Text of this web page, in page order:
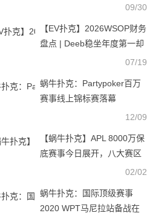
09/30
【EV扑克】2026WSOP财务
盘点 | Deeb稳坐年度第一却
仅盈利9万，丹牛净赚近170
07/19
蜗牛扑克：Partypoker百万
赛事线上锦标赛落幕
12/09
【蜗牛扑克】APL 8000万保
底赛事今日展开，八大赛区
02/02
蜗牛扑克：国际顶级赛事
2020 WPT马尼拉站备战在